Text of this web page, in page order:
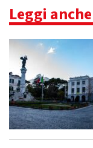
Leggi anche